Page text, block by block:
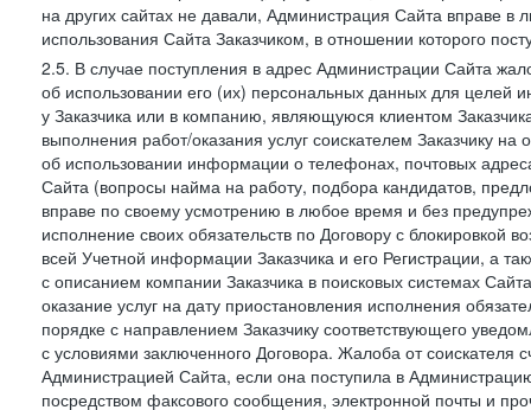
на других сайтах не давали, Администрация Сайта вправе в
использования Сайта Заказчиком, в отношении которого
2.5. В случае поступления в адрес Администрации Сайта
об использовании его (их) персональных данных для целей
у Заказчика или в компанию, являющуюся клиентом
выполнения работ/оказания услуг соискателем Заказчику
об использовании информации о телефонах, почтовых
Сайта (вопросы найма на работу, подбора кандидатов,
вправе по своему усмотрению в любое время и без
исполнение своих обязательств по Договору с блокировкой
всей Учетной информации Заказчика и его Регистрации, а
с описанием компании Заказчика в поисковых системах
оказание услуг на дату приостановления исполнения
порядке с направлением Заказчику соответствующего
с условиями заключенного Договора. Жалоба от
Администрацией Сайта, если она поступила в
посредством факсового сообщения, электронной почты и